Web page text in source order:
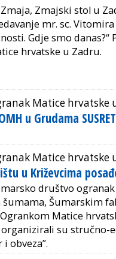
Zmajski stol u
mr. sc.
Gdje smo
hrvatske u Zadru.
Matice hrvatske
u Grudama
Matice hrvatske
u Križevcima
društvo
šumama, Šumarskim
Matice
organizirali su
i obveza”.